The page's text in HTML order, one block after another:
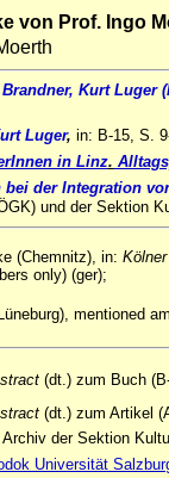
von Prof. Ingo
Kurt Luger
Luger, in: B-15, S.
in Linz.
der Integration
und der Sektion
(Chemnitz), in:
only) (ger);
mentioned
(dt.) zum Buch
(dt.) zum Artikel
der Sektion
Universität